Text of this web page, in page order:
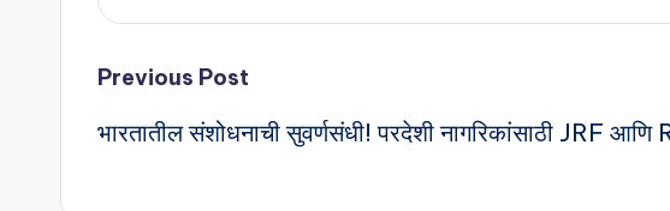
Previous Post
भारतातील संशोधनाची सुवर्णसंधी! परदेशी नागरिकांसाठी JRF आणि